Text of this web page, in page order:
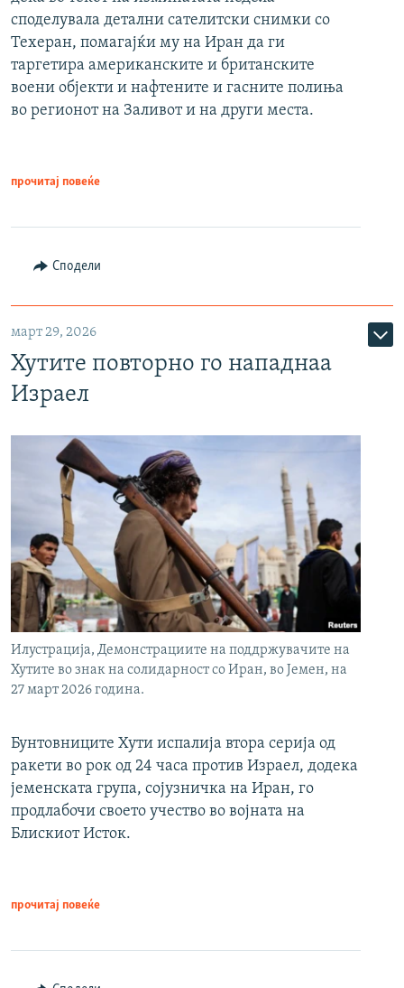
споделувала детални сателитски снимки со
Техеран, помагајќи му на Иран да ги
таргетира американските и британските
воени објекти и нафтените и гасните полиња
во регионот на Заливот и на други места.
прочитај повеќе
Сподели
март 29, 2026
Хутите повторно го нападнаа
Израел
Илустрација, Демонстрациите на поддржувачите на
Хутите во знак на солидарност со Иран, во Јемен, на
27 март 2026 година.
Бунтовниците Хути испалија втора серија од
ракети во рок од 24 часа против Израел, додека
јеменската група, сојузничка на Иран, го
продлабочи своето учество во војната на
Блискиот Исток.
прочитај повеќе